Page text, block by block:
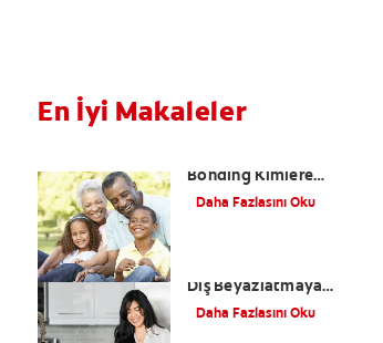
En İyi Makaleler
Bonding Kimlere
Yapılır?
Daha Fazlasını Oku
Diş Beyazlatmaya
Yarar Mı?
Daha Fazlasını Oku